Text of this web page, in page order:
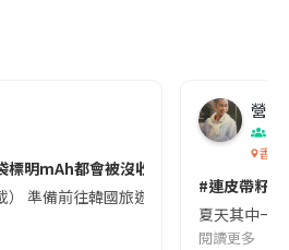
標明mAh都會被沒收😱出發前切記檢查
） 準備前往韓國旅遊的民眾，近期要
營養
香港
#連皮帶籽
夏天其中一
閱讀更多